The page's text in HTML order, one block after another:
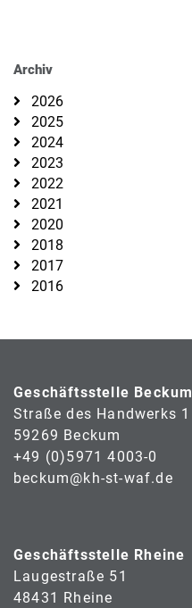
Archiv
2026
2025
2024
2023
2022
2021
2020
2018
2017
2016
Geschäftsstelle Beckum
Straße des Handwerks 1
59269 Beckum
+49 (0)5971 4003-0
beckum@kh-st-waf.de
Geschäftsstelle Rheine
Laugestraße 51
48431 Rheine